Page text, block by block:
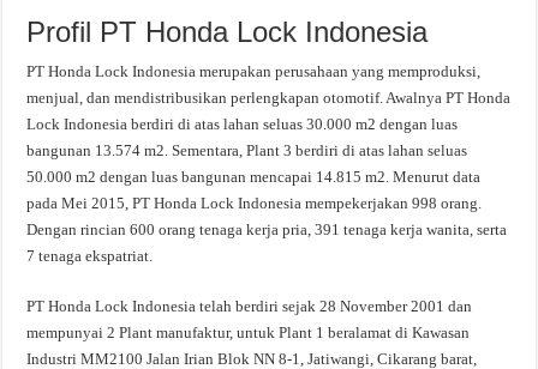
Profil PT Honda Lock Indonesia
PT Honda Lock Indonesia merupakan perusahaan yang memproduksi,
menjual, dan mendistribusikan perlengkapan otomotif. Awalnya PT Honda
Lock Indonesia berdiri di atas lahan seluas 30.000 m2 dengan luas
bangunan 13.574 m2. Sementara, Plant 3 berdiri di atas lahan seluas
50.000 m2 dengan luas bangunan mencapai 14.815 m2. Menurut data
pada Mei 2015, PT Honda Lock Indonesia mempekerjakan 998 orang.
Dengan rincian 600 orang tenaga kerja pria, 391 tenaga kerja wanita, serta
7 tenaga ekspatriat.
PT Honda Lock Indonesia telah berdiri sejak 28 November 2001 dan
mempunyai 2 Plant manufaktur, untuk Plant 1 beralamat di Kawasan
Industri MM2100 Jalan Irian Blok NN 8-1, Jatiwangi, Cikarang barat,